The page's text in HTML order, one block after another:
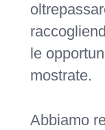
le
mostrate.
Abbiamo